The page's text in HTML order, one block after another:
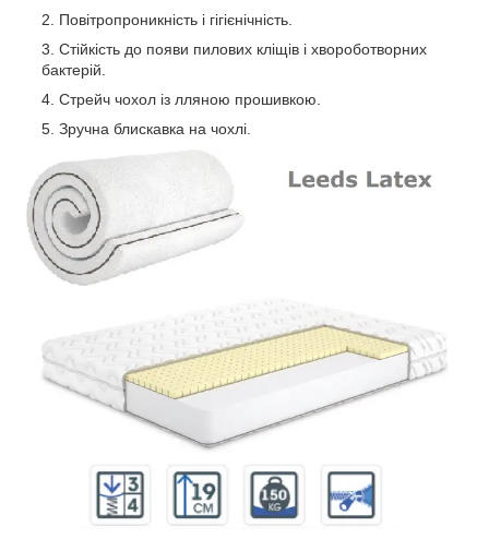
Повітропроникність і гігієнічність.
Стійкість до появи пилових кліщів і хвороботворних
бактерій.
Стрейч чохол із лляною прошивкою.
Зручна блискавка на чохлі.